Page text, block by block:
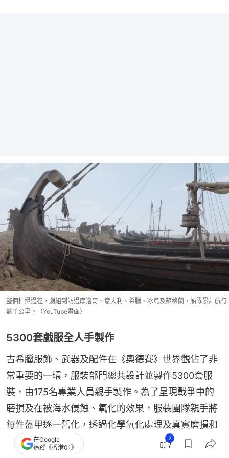
整個拍攝過程，劇組到訪過摩洛哥、意大利、希臘、冰島及蘇格蘭，船隊累計航行
數千公里。（YouTube畫面）
5300套戲服全人手製作
古希臘服飾、武器及配件在《奧德賽》世界觀佔了非
常重要的一環，服裝部門總共設計並製作5300套服
裝，由175名專業人員親手製作。為了呈現戰爭中的
磨損及在被海水侵蝕、氧化的效果，服裝團隊親手將
每件盔甲逐一舊化，透過化學氧化處理及真實磨損和
實際撞擊來營造真實的痕跡。另外，由於全片使用
在Google
追蹤《香港01》
2